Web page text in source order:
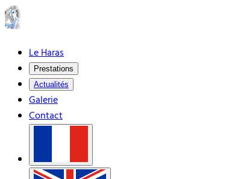
Le Haras
Prestations
Actualités
Galerie
Contact